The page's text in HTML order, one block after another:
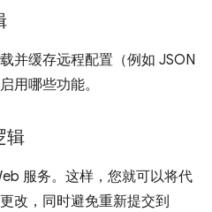
并缓存远程配置（例如 JSON
用哪些功能。
辑
服务。这样，您就可以将代
改，同时避免重新提交到